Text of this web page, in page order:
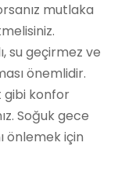
mutlaka
su geçirmez ve
önemlidir.
gibi konfor
Soğuk gece
önlemek için